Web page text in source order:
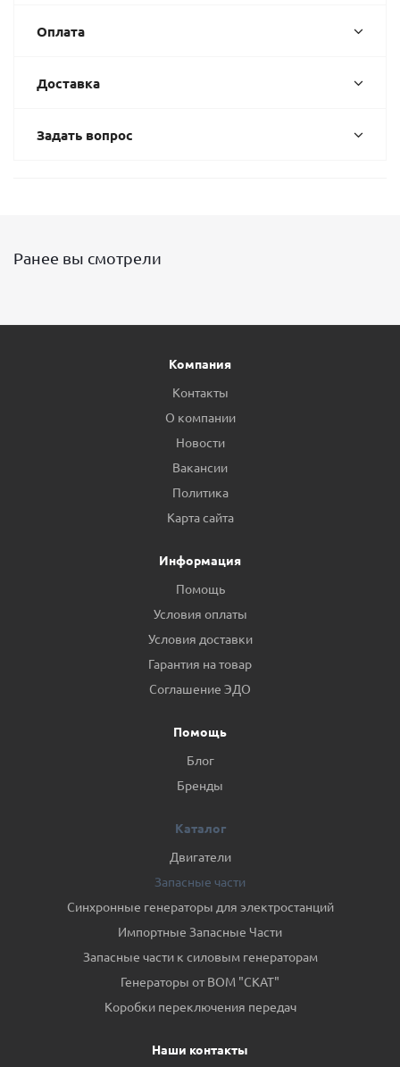
Оплата
Доставка
Задать вопрос
Ранее вы смотрели
Компания
Контакты
О компании
Новости
Вакансии
Политика
Карта сайта
Информация
Помощь
Условия оплаты
Условия доставки
Гарантия на товар
Соглашение ЭДО
Помощь
Блог
Бренды
Каталог
Двигатели
Запасные части
Синхронные генераторы для электростанций
Импортные Запасные Части
Запасные части к силовым генераторам
Генераторы от ВОМ "СКАТ"
Коробки переключения передач
Наши контакты